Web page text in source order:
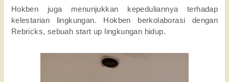
Hokben juga menunjukkan kepeduliannya terhadap
kelestarian lingkungan. Hokben berkolaborasi dengan
Rebricks, sebuah start up lingkungan hidup.